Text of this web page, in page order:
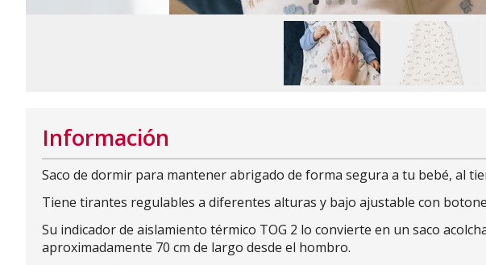
Información
Saco de dormir para mantener abrigado de forma segura a tu bebé, al
Tiene tirantes regulables a diferentes alturas y bajo ajustable con
Su indicador de aislamiento térmico TOG 2 lo convierte en un saco
aproximadamente 70 cm de largo desde el hombro.